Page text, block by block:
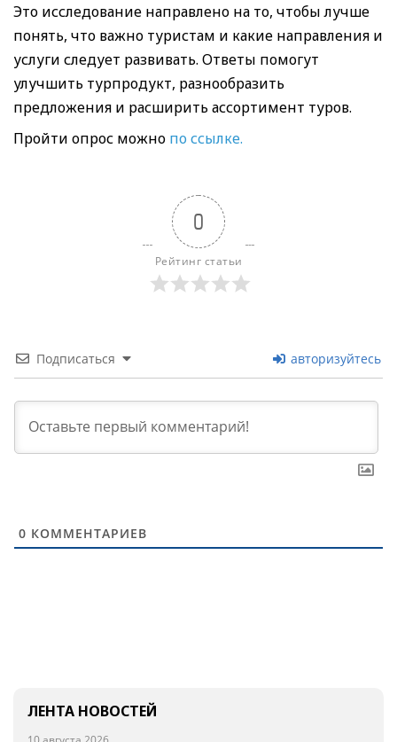
Это исследование направлено на то, чтобы лучше
понять, что важно туристам и какие направления и
услуги следует развивать. Ответы помогут
улучшить турпродукт, разнообразить
предложения и расширить ассортимент туров.
Пройти опрос можно по ссылке.
0
Рейтинг статьи
Подписаться авторизуйтесь
0 КОММЕНТАРИЕВ
ЛЕНТА НОВОСТЕЙ